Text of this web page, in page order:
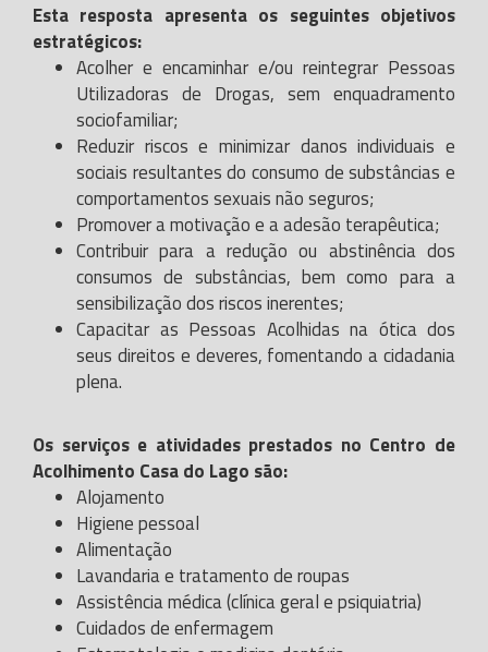
Esta resposta apresenta os seguintes objetivos
estratégicos:
Acolher e encaminhar e/ou reintegrar Pessoas
Utilizadoras de Drogas, sem enquadramento
sociofamiliar;
Reduzir riscos e minimizar danos individuais e
sociais resultantes do consumo de substâncias e
comportamentos sexuais não seguros;
Promover a motivação e a adesão terapêutica;
Contribuir para a redução ou abstinência dos
consumos de substâncias, bem como para a
sensibilização dos riscos inerentes;
Capacitar as Pessoas Acolhidas na ótica dos
seus direitos e deveres, fomentando a cidadania
plena.
Os serviços e atividades prestados no Centro de
Acolhimento Casa do Lago são:
Alojamento
Higiene pessoal
Alimentação
Lavandaria e tratamento de roupas
Assistência médica (clínica geral e psiquiatria)
Cuidados de enfermagem